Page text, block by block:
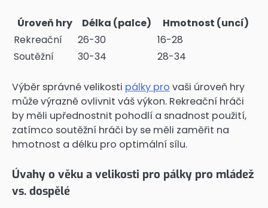
Úroveň hry Délka (palce)
Hmotnost (uncí)
Rekreační
26-30
16-28
Soutěžní
30-34 28-34
Výběr správné velikosti pálky pro vaši úroveň hry
může výrazně ovlivnit váš výkon. Rekreační hráči
by měli upřednostnit pohodlí a snadnost použití,
zatímco soutěžní hráči by se měli zaměřit na
hmotnost a délku pro optimální sílu.
Úvahy o věku a velikosti pro pálky pro mládež
vs. dospělé